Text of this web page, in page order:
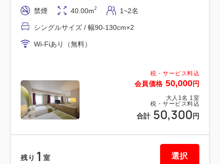
・会員様限定のクーポンやご優待特典をご用意してお
・誕生日や記念日などの特別な日にお客様だけの特典
をお届けします。
とスムーズにチェックインができます。
新規ご入会は画面右上「ログイン／登録」より（スマ
ートフォンの場合はアイコン）お手続きください。
※藤田観光グループの会員プログラムは、2022年4月
11日「藤田観光グループ・メンバーズカード
税・サービス料込
会員価格 50,000円
大人 1 名 1 室
税・サービス料込
合計 50,300 円
禁煙 40.00m2 1~2名
シングルサイズ / 幅90-130cm×2
Wi-Fiあり（無料）
残り 1 室 選択